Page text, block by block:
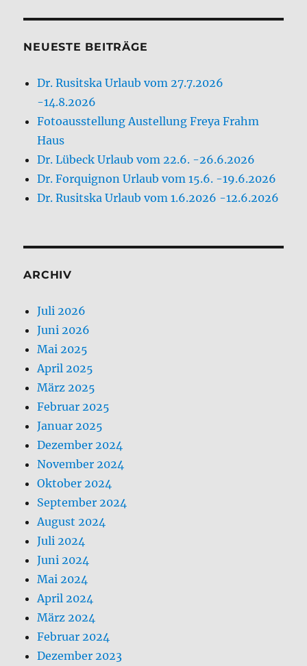
NEUESTE BEITRÄGE
Dr. Rusitska Urlaub vom 27.7.2026
-14.8.2026
Fotoausstellung Austellung Freya Frahm
Haus
Dr. Lübeck Urlaub vom 22.6. -26.6.2026
Dr. Forquignon Urlaub vom 15.6. -19.6.2026
Dr. Rusitska Urlaub vom 1.6.2026 -12.6.2026
ARCHIV
Juli 2026
Juni 2026
Mai 2025
April 2025
März 2025
Februar 2025
Januar 2025
Dezember 2024
November 2024
Oktober 2024
September 2024
August 2024
Juli 2024
Juni 2024
Mai 2024
April 2024
März 2024
Februar 2024
Dezember 2023